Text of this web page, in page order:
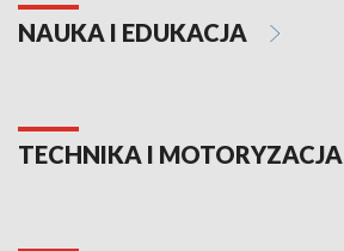
NAUKA I EDUKACJA
TECHNIKA I MOTORYZACJA